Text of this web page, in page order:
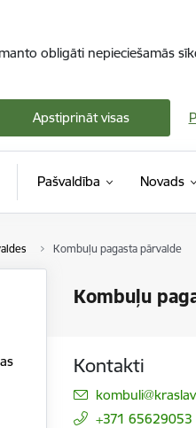
obligāti nepieciešamās
Apstiprināt visas
Pašvaldība Novads
Kombuļu pagasta pārvalde
Kombuļu
Kontakti
E-pasts:
+371 65629053